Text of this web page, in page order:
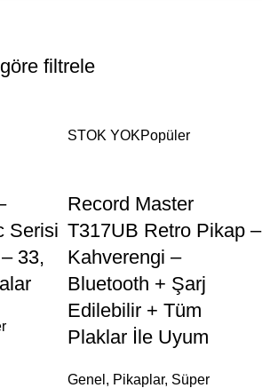
filtrele
Serisi
33,
STOK YOKPopüler
Record Master
T317UB Retro Pikap –
Kahverengi –
Bluetooth + Şarj
Edilebilir + Tüm
Plaklar İle Uyum
Genel , Pikaplar, Süper